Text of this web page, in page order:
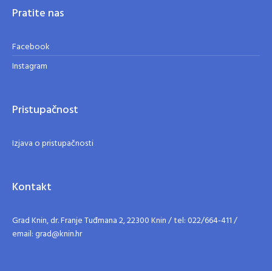
Pratite nas
Facebook
Instagram
Pristupačnost
Izjava o pristupačnosti
Kontakt
Grad Knin, dr. Franje Tuđmana 2, 22300 Knin / tel: 022/664-411 /
email: grad@knin.hr